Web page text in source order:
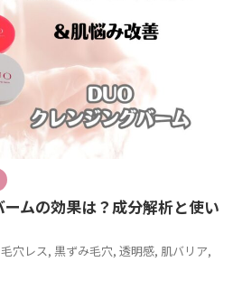
ムの効果は？成分解析と使い
毛穴レス, 黒ずみ毛穴, 透明感, 肌バリア,